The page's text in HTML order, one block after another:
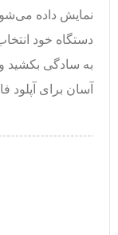
به سادگی بکشید
آسان برای آپلود